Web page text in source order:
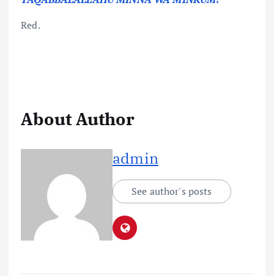
Red.
About Author
admin
See author's posts